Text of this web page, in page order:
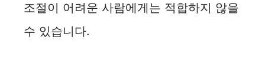
조절이 어려운 사람에게는 적합하지 않을
수 있습니다.